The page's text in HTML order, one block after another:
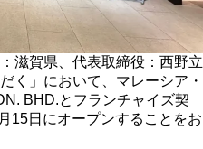
滋賀県、代表取締役：西野立
く」において、マレーシア・
BHD.とフランチャイズ契
15日にオープンすることをお